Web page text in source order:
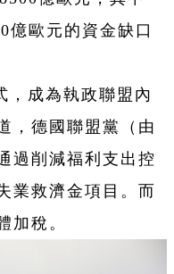
億歐元的資金缺口
，成為執政聯盟內
，德國聯盟黨（由
過削減福利支出控
業救濟金項目。而
加稅。